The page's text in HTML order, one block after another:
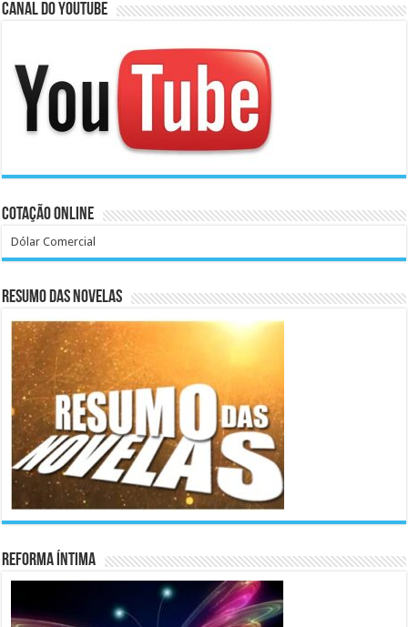
Canal do Youtube
Cotação Online
Dólar Comercial
Resumo das Novelas
Reforma Íntima